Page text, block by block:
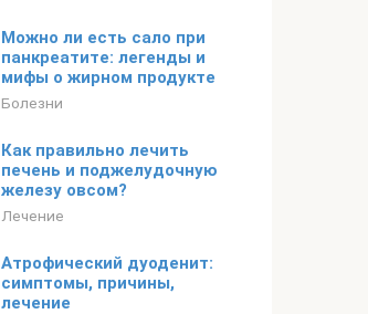
Можно ли есть сало при
панкреатите: легенды и
мифы о жирном продукте
Болезни
Как правильно лечить
печень и поджелудочную
железу овсом?
Лечение
Атрофический дуоденит:
симптомы, причины,
лечение